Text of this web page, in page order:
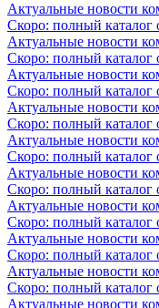
Актуальные новости
Скоро: полный каталог
Актуальные новости
Скоро: полный каталог
Актуальные новости
Скоро: полный каталог
Актуальные новости
Скоро: полный каталог
Актуальные новости
Скоро: полный каталог
Актуальные новости
Скоро: полный каталог
Актуальные новости
Скоро: полный каталог
Актуальные новости
Скоро: полный каталог
Актуальные новости
Скоро: полный каталог
Актуальные новости